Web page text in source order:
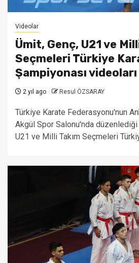
Videolar
Ümit, Genç, U21 ve
Seçmeleri Türkiye
Şampiyonası videoları
2 yıl ago Resul ÖZSARAY
Türkiye Karate Federasyonu'nun
Akgül Spor Salonu'nda düzenlediği
U21 ve Milli Takım Seçmeleri